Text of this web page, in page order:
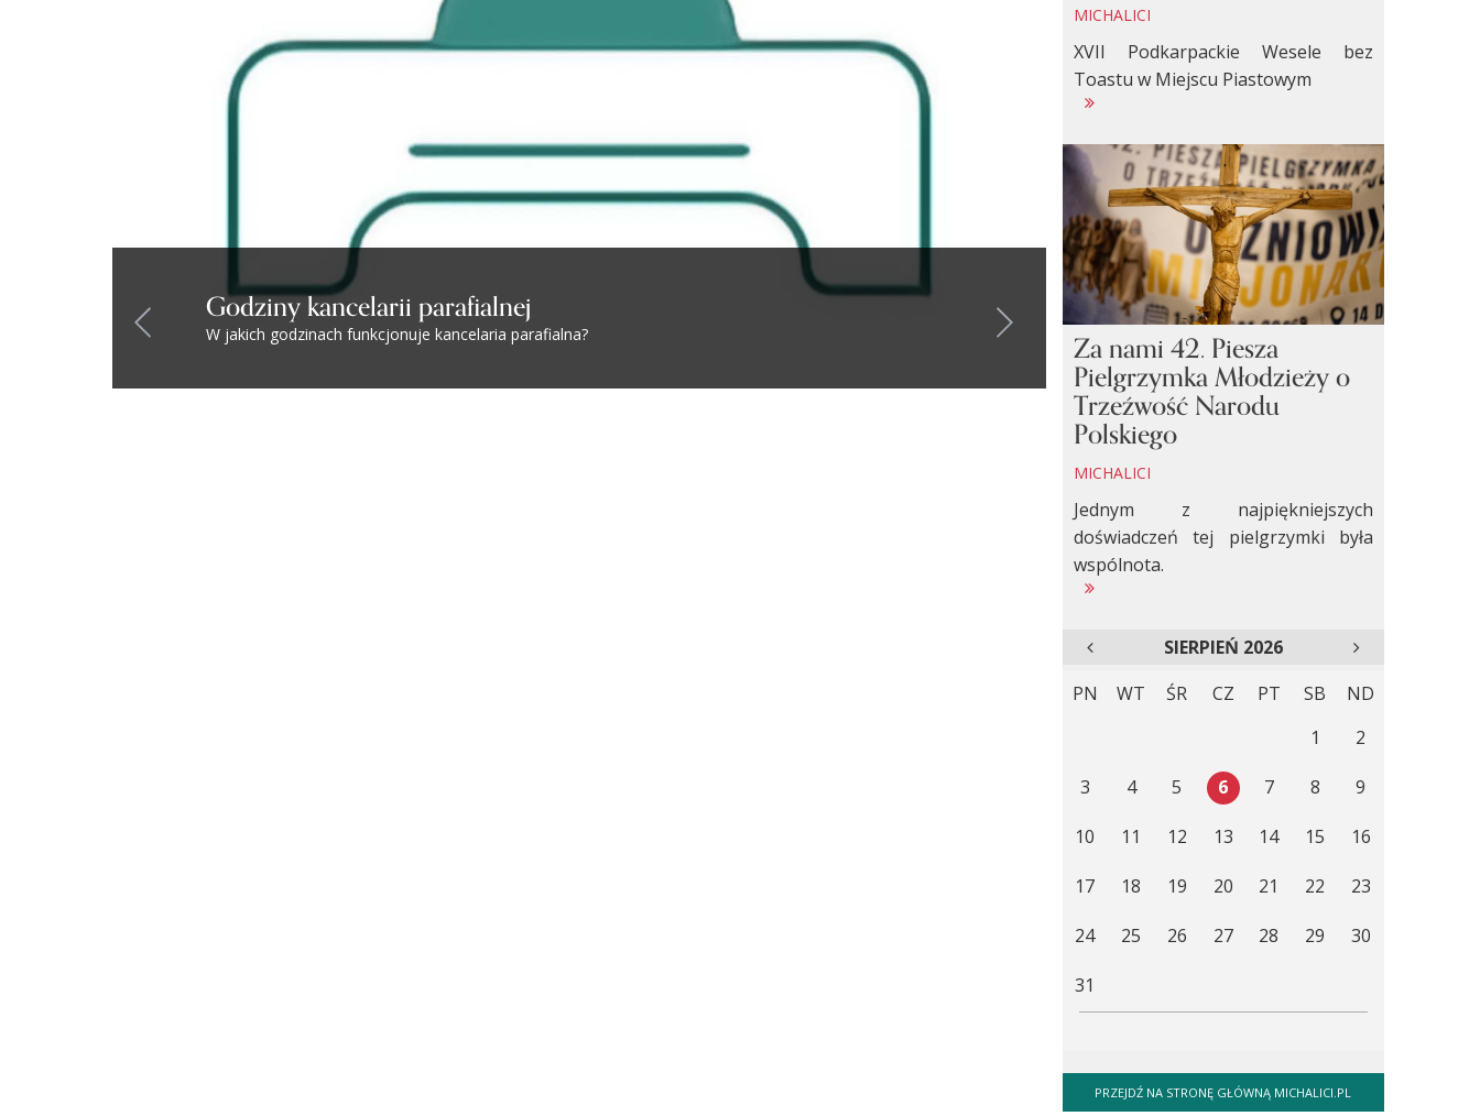
Godziny kancelarii parafialnej
W jakich godzinach funkcjonuje kancelaria parafialna?
MICHALICI
XVII Podkarpackie Wesele bez
Toastu w Miejscu Piastowym
Za nami 42. Piesza
Pielgrzymka Młodzieży o
Trzeźwość Narodu
Polskiego
MICHALICI
Jednym z najpiękniejszych
doświadczeń tej pielgrzymki była
wspólnota.
SIERPIEŃ 2026
PN
WT ŚR CZ PT SB
ND
1
2
3 4 5 6 7 8 9
10 11 12 13 14 15 16
17 18 19 20 21 22 23
24 25 26 27 28 29 30
31
PRZEJDŹ NA STRONĘ GŁÓWNĄ MICHALICI.PL